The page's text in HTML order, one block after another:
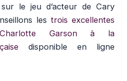
le jeu d’acteur de Cary
les trois excellentes
Garson à la
disponible en ligne